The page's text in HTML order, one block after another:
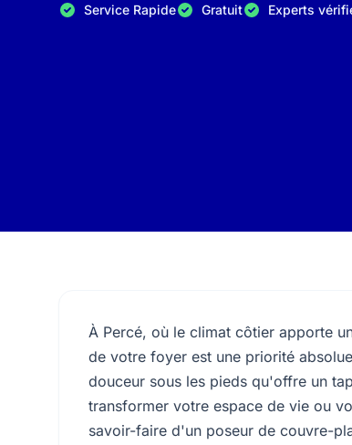
Service Rapide Gratuit Experts
À Percé, où le climat côtier apporte
de votre foyer est une priorité
douceur sous les pieds qu'offre un
transformer votre espace de vie ou
savoir-faire d'un poseur de couvre-